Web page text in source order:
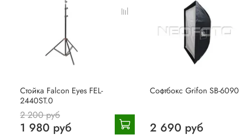
Стойка Falcon Eyes FEL-
2440ST.0
2 200 руб
1 980 руб
Софтбокс Grifon SB-6090
2 690 руб